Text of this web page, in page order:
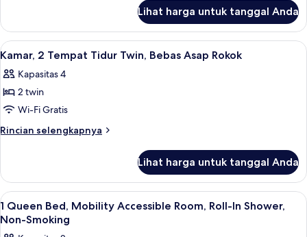
difabel
mobilitas,
Bebas
Asap
Rokok
(Yes)
Suite,
Tempat
Twin,
difabel
Bebas
Asap
Rokok
Lihat harga untuk tanggal Anda
Lihat
semua
foto
untuk
Kamar,
2
Twin,
Bebas
Asap
Rokok
6
Kamar, 2 Tempat Tidur Twin, Bebas Asap Rokok
Kapasitas 4
2 twin
Wi-Fi Gratis
Rincian selengkapnya
Rincian
Kamar,
Tempat
Tidur
Lihat harga untuk tanggal Anda
Lihat
semua
foto
2
1 Queen Bed, Mobility Accessible Room, Roll-In Shower,
Non-Smoking